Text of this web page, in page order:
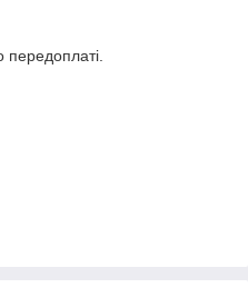
передоплаті.